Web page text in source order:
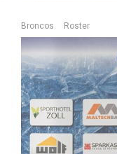
Broncos Roster